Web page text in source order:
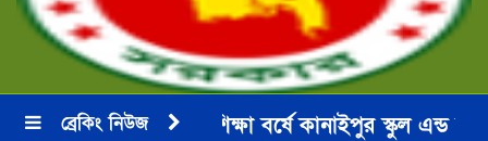
ব্রেকিং নিউজ
***২০২৪-২০২৫ শিক্ষা বর্ষে কানাইপুর স্কুল এন্ড